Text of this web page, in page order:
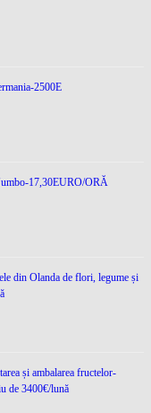
2500E
17,30EURO/ORĂ
din Olanda de flori, legume și
și ambalarea fructelor-
de 3400€/lună